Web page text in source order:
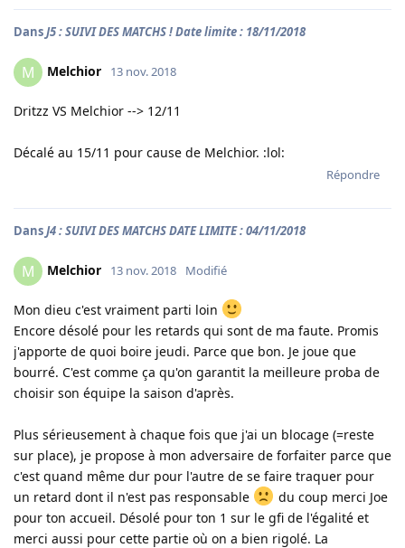
DansJ5 : SUIVI DES MATCHS ! Date limite : 18/11/2018
M Melchior 13 nov. 2018
Dritzz VS Melchior --> 12/11
Décalé au 15/11 pour cause de Melchior. :lol:
Répondre
DansJ4 : SUIVI DES MATCHS DATE LIMITE : 04/11/2018
M Melchior 13 nov. 2018 Modifié
Mon dieu c'est vraiment parti loin
Encore désolé pour les retards qui sont de ma faute. Promis
j'apporte de quoi boire jeudi. Parce que bon. Je joue que
bourré. C'est comme ça qu'on garantit la meilleure proba de
choisir son équipe la saison d'après.
Plus sérieusement à chaque fois que j'ai un blocage (=reste
sur place), je propose à mon adversaire de forfaiter parce que
c'est quand même dur pour l'autre de se faire traquer pour
un retard dont il n'est pas responsable
du coup merci Joe
pour ton accueil. Désolé pour ton 1 sur le gfi de l'égalité et
merci aussi pour cette partie où on a bien rigolé. La